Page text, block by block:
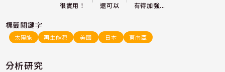
很實用！ 還可以 有待加強...
標籤關鍵字
太陽能 再生能源 美國 日本 東南亞
分析研究